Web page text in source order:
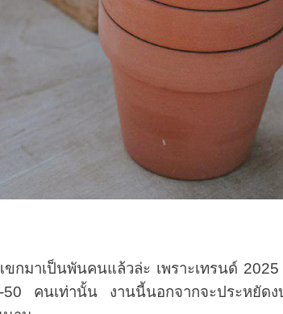
าเป็นพันคนแล้วล่ะ เพราะเทรนด์
คนเท่านั้น งานนี้นอกจากจะประหยัดง